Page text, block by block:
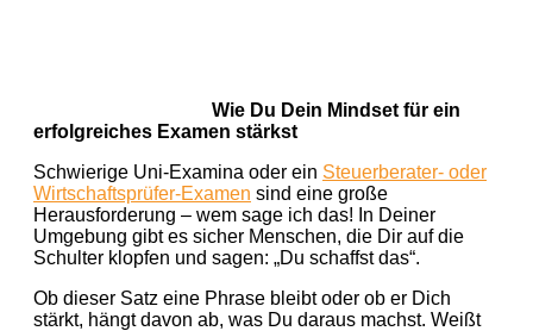
Wie Du Dein Mindset für ein
erfolgreiches Examen stärkst
Schwierige Uni-Examina oder ein Steuerberater- oder
Wirtschaftsprüfer-Examen sind eine große
Herausforderung – wem sage ich das! In Deiner
Umgebung gibt es sicher Menschen, die Dir auf die
Schulter klopfen und sagen: „Du schaffst das“.
Ob dieser Satz eine Phrase bleibt oder ob er Dich
stärkt, hängt davon ab, was Du daraus machst. Weißt